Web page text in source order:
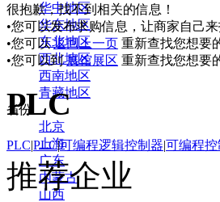
华中地区
华东地区
东北地区
西北地区
西南地区
青藏地区
省份
北京
上海
广东
内蒙古
山西
很抱歉，找不到相关的信息！
•您可以发布求购信息，让商家自己
•您可以返回上一页 重新查找您想要
•您可以到展馆展区 重新查找您想要
PLC
PLC|PLC|可编程逻辑控制器|可编程控
推荐企业